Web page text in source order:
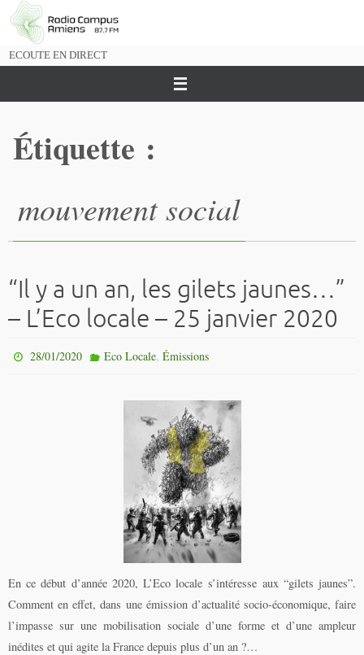
Passer
vers
ECOUTE EN DIRECT
Étiquette :
mouvement social
“Il y a un an, les gilets jaunes…”
– L’Eco locale – 25 janvier 2020
28/01/2020 Eco Locale, Émissions
En ce début d’année 2020, L’Eco locale s’intéresse aux “gilets jaunes”.
Comment en effet, dans une émission d’actualité socio-économique, faire
l’impasse sur une mobilisation sociale d’une forme et d’une ampleur
inédites et qui agite la France depuis plus d’un an ?…